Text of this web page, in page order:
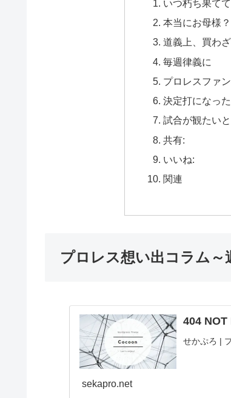
いつ朽ち果て
本当にお母様？
道義上、買わ
毎週律義に
プロレスファ
決定打になっ
試合が観たいと
共有:
いいね:
関連
プロレス想い出コラム
404 NOT
せかぷろ |
sekapro.net